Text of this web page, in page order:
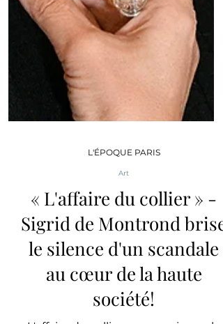
Art
« L'affaire du collier » -
Sigrid de Montrond brise
le silence d'un scandale
au cœur de la haute